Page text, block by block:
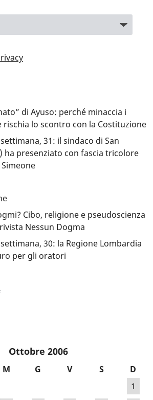
di Ayuso: perché minaccia i
lo scontro con la Costituzione
31: il sindaco di San
ha presenziato con fascia tricolore
Cibo, religione e pseudoscienza
Nessun Dogma
30: la Regione Lombardia
per gli oratori
Ottobre 2006
M G V S
D
1